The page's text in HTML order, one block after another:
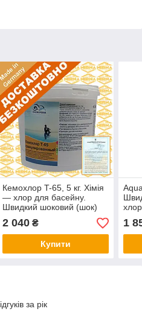
Кемохлор T-65, 5 кг. Хімія
— хлор для басейну.
Швидкий шоковий (шок)
хлор Chemoform швидкої
дії (ГРАНУЛИ)
2 040₴
Купити
1
за рік